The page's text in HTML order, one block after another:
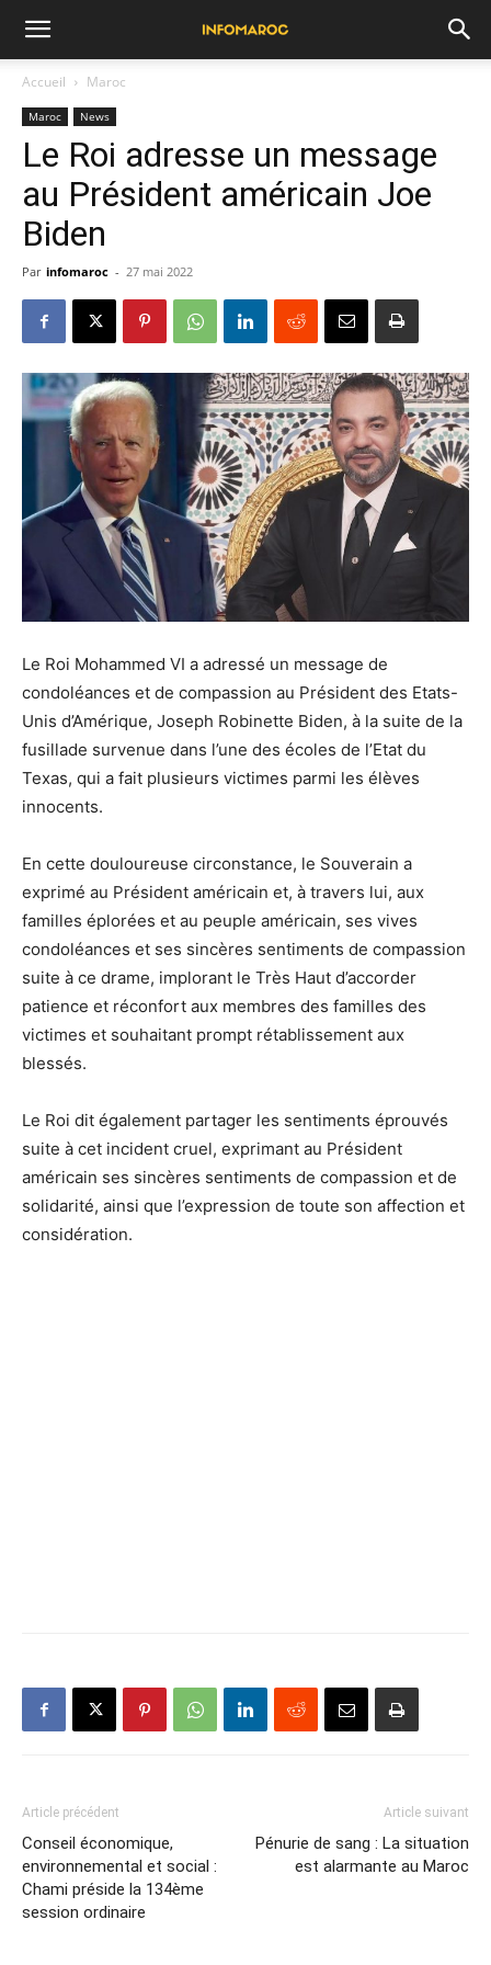
Accueil Maroc
Maroc News
Le Roi adresse un message
au Président américain Joe
Biden
Par infomaroc - 27 mai 2022
Le Roi Mohammed VI a adressé un message de
condoléances et de compassion au Président des Etats-
Unis d’Amérique, Joseph Robinette Biden, à la suite de la
fusillade survenue dans l’une des écoles de l’Etat du
Texas, qui a fait plusieurs victimes parmi les élèves
innocents.
En cette douloureuse circonstance, le Souverain a
exprimé au Président américain et, à travers lui, aux
familles éplorées et au peuple américain, ses vives
condoléances et ses sincères sentiments de compassion
suite à ce drame, implorant le Très Haut d’accorder
patience et réconfort aux membres des familles des
victimes et souhaitant prompt rétablissement aux
blessés.
Le Roi dit également partager les sentiments éprouvés
suite à cet incident cruel, exprimant au Président
américain ses sincères sentiments de compassion et de
solidarité, ainsi que l’expression de toute son affection et
considération.
Article précédent
Conseil économique,
environnemental et social :
Chami préside la 134ème
session ordinaire
Article suivant
Pénurie de sang : La situation
est alarmante au Maroc